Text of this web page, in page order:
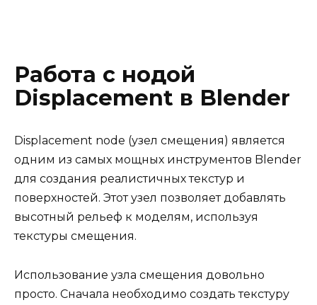
Работа с нодой
Displacement в Blender
Displacement node (узел смещения) является
одним из самых мощных инструментов Blender
для создания реалистичных текстур и
поверхностей. Этот узел позволяет добавлять
высотный рельеф к моделям, используя
текстуры смещения.
Использование узла смещения довольно
просто. Сначала необходимо создать текстуру